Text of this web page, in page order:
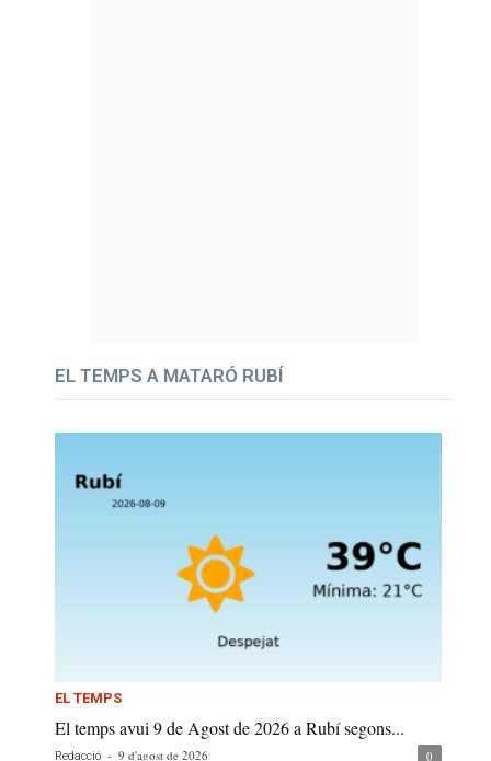
EL TEMPS A MATARÓ RUBÍ
EL TEMPS
El temps avui 9 de Agost de 2026 a Rubí segons...
Redacció - 9 d'agost de 2026 0